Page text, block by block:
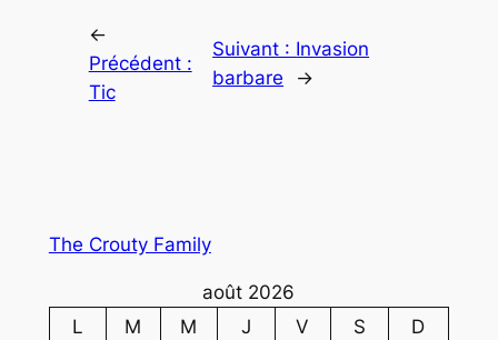
←
Précédent :
Tic
Suivant : Invasion
barbare
→
The Crouty Family
août 2026
L
M M J V S
D